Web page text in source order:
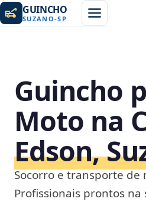
GUINCHO
SUZANO-SP
Guincho
Moto na
Edson,
Socorro e transporte de
Profissionais prontos na